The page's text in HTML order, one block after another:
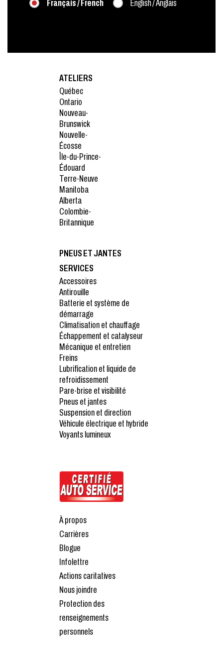
Français / French English / Anglais
ATELIERS
Québec
Ontario
Nouveau-
Brunswick
Nouvelle-
Écosse
Île-du-Prince-
Édouard
Terre-Neuve
Manitoba
Alberta
Colombie-
Britannique
PNEUS ET JANTES
SERVICES
Accessoires
Antirouille
Batterie et système de
démarrage
Climatisation et chauffage
Échappement et catalyseur
Mécanique et entretien
Freins
Lubrification et liquide de
refroidissement
Pare-brise et visibilité
Pneus et jantes
Suspension et direction
Véhicule électrique et hybride
Voyants lumineux
À propos
Carrières
Blogue
Infolettre
Actions caritatives
Nous joindre
Protection des
renseignements
personnels